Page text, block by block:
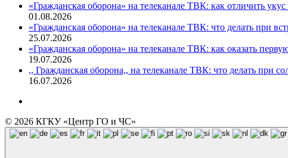
«Гражданская оборона» на телеканале ТВК: как отличить
01.08.2026
«Гражданская оборона» на телеканале ТВК: что делать при
25.07.2026
«Гражданская оборона» на телеканале ТВК: как оказать
19.07.2026
,, Гражданская оборона,, на телеканале ТВК: что делать при
16.07.2026
© 2026 КГКУ «Центр ГО и ЧС»